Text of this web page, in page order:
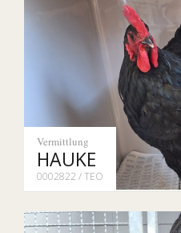
Vermittlung
HAUKE
0002822 / TEO